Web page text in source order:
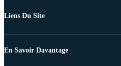
Liens Du Site
En Savoir Davantage